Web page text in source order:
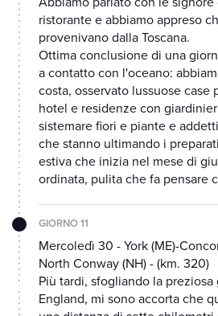
ristorante e abbiamo appreso
provenivano dalla Toscana.
Ottima conclusione di una
a contatto con l'oceano:
costa, osservato lussuose case
hotel e residenze con
sistemare fiori e piante e
che stanno ultimando i
estiva che inizia nel mese di
ordinata, pulita che fa pensare
GIORNO 11
Mercoledì 30 - York (ME)-
North Conway (NH) - (km. 320)
Più tardi, sfogliando la
England, mi sono accorta che